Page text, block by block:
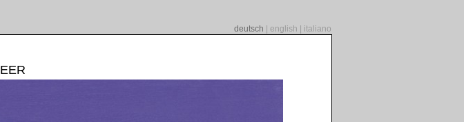
deutsch english italiano